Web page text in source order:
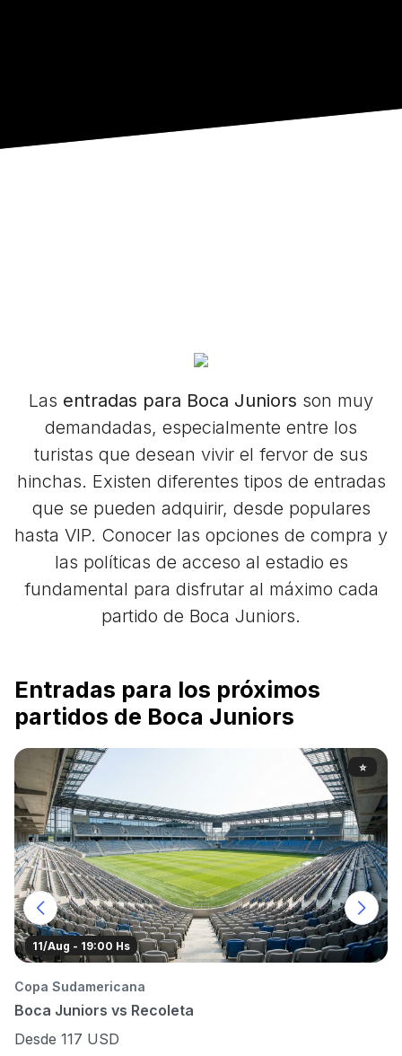
Las entradas para Boca Juniors son muy
demandadas, especialmente entre los
turistas que desean vivir el fervor de sus
hinchas. Existen diferentes tipos de entradas
que se pueden adquirir, desde populares
hasta VIP. Conocer las opciones de compra y
las políticas de acceso al estadio es
fundamental para disfrutar al máximo cada
partido de Boca Juniors.
Entradas para los próximos
partidos de Boca Juniors
11/Aug - 19:00 Hs
⭐
Copa Sudamericana
Boca Juniors vs Recoleta
Desde 117 USD